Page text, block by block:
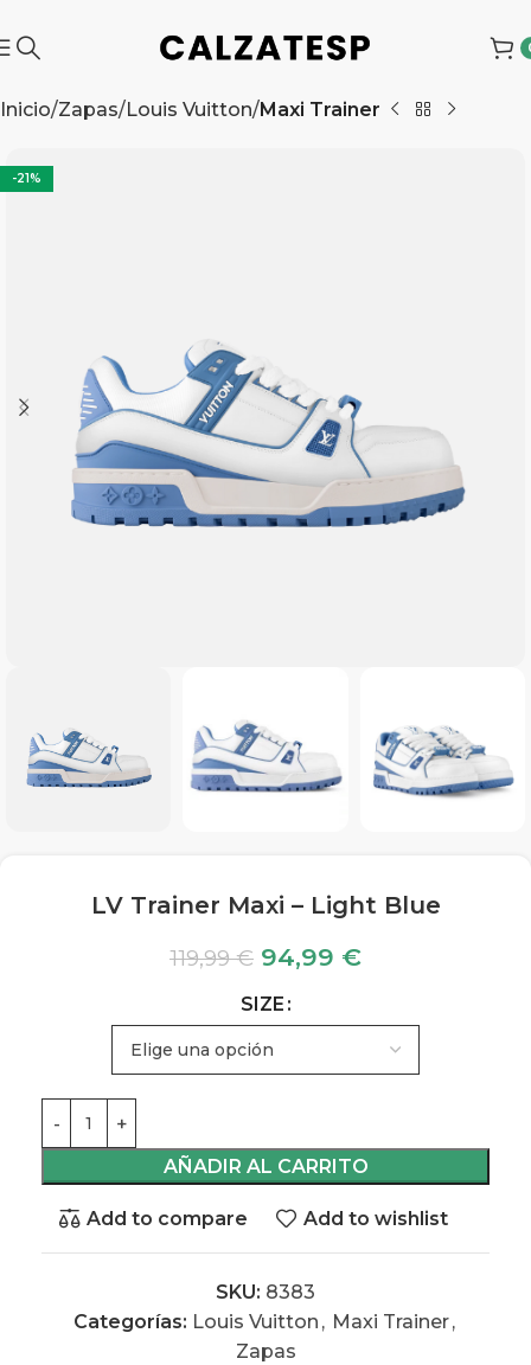
Inicio Zapas Louis Vuitton Maxi Trainer
-21%
LV Trainer Maxi – Light Blue
119,99€ 94,99 €
SIZE
AÑADIR AL CARRITO
Add to compare Add to wishlist
SKU: 8383
Categorías: Louis Vuitton , Maxi Trainer,
Zapas